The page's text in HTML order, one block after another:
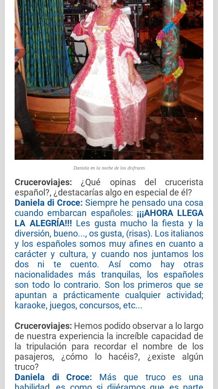
Daniela en la noche de los disfraces
Cruceroviajes:
¿Qué opinas del crucerista
español?, ¿destacarías algo en especial de él?
Daniela di Croce: Siempre he pensado una cosa
cuando embarcan españoles: ¡¡¡AHORA LLEGA
LA ALEGRÍA!!! Les gusta mucho la fiesta y la
diversión, bueno..., os gusta, (risas). Los italianos
y los españoles somos muy afines en cuanto a
carácter y cultura, y cuando nos juntamos los
dos ni te cuento. Así como hay otras
nacionalidades más tranquilas, los españoles
son todo lo contrario. Son los primeros que se
apuntan a prácticamente cualquier actividad;
karaoke, juegos, concursos, etc...
Cruceroviajes: Hemos podido observar a lo largo
de nuestra experiencia la increíble capacidad de
la tripulación para recordar el nombre de los
pasajeros, ¿cómo lo hacéis?, ¿existe algún
truco?
Daniela di Croce:
Más que truco es una